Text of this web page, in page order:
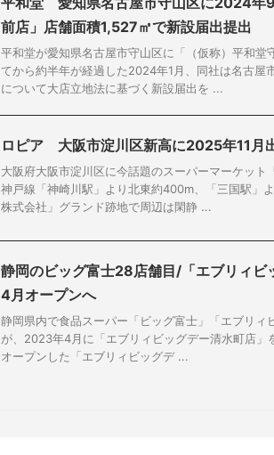
前店」店舗面積1,527㎡で新設届出提出
平和堂が愛知県名古屋市守山区に「（仮称）平和堂
てから約半年が経過した2024年1月、同社は名古屋
について大店立地法に基づく新設届出を ...
ロピア 大阪市淀川区新高に2025年11
大阪府大阪市淀川区に今話題のスーパーマーケット
神戸線「神崎川駅」より北東約400m、「三国駅」
株式会社」グランド跡地で周辺は閑静 ...
静岡のビッグ富士28店舗目/「エブリィ
4月オープンへ
静岡県内で食品スーパー「ビッグ富士」「エブリィ
が、2023年4月に「エブリィビッグデー清水町店
オープンした「エブリィビッグデ ...